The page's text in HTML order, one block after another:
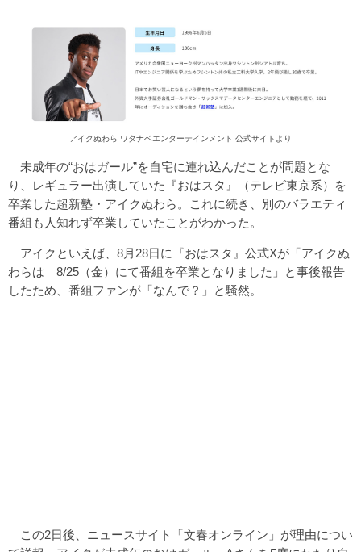
アイクぬわら ワタナベエンターテインメント 公式サイトより
未成年の“おはガール”を自宅に連れ込んだことが問題とな
り、レギュラー出演していた『おはスタ』（テレビ東京系）を
卒業した超新塾・アイクぬわら。これに続き、別のバラエティ
番組も人知れず卒業していたことがわかった。
アイクといえば、8月28日に『おはスタ』公式Xが「アイクぬ
わらは 8/25（金）にて番組を卒業となりました」と事後報告
したため、番組ファンが「なんで？」と騒然。
この2日後、ニュースサイト「文春オンライン」が理由につい